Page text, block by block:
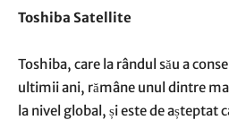
Toshiba Satellite
Toshiba, care la rândul său a
ultimii ani, rămâne unul dintre
la nivel global, și este de așteptat